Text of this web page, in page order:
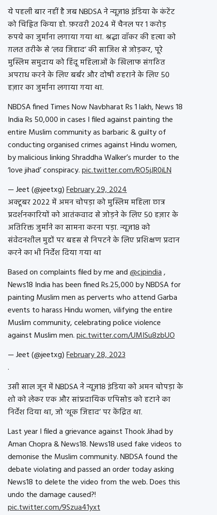
ये पहली बार नहीं है जब NBDSA ने न्यूज़18 इंडिया के कंटेंट
को चिह्नित किया हो. फ़रवरी 2024 में चैनल पर 1 करोड़
रुपये का जुर्माना लगाया गया था. श्रद्धा वॉकर की हत्या को
ग़लत तरीके से ‘लव जिहाद’ की साजिश से जोड़कर, पूरे
मुस्लिम समुदाय को हिंदू महिलाओं के खिलाफ संगठित
अपराध करने के लिए बर्बर और दोषी ठहराने के लिए 50
हज़ार का जुर्माना लगाया गया था.
NBDSA fined Times Now Navbharat Rs 1 lakh, News 18
India Rs 50,000 in cases I filed against painting the
entire Muslim community as barbaric & guilty of
conducting organised crimes against Hindu women,
by malicious linking Shraddha Walker’s murder to the
‘love jihad’ conspiracy.pic.twitter.com/RO5jJR0iLN
— Jeet (@jeetxg)February 29, 2024
अक्टूबर 2022 में अमन चोपड़ा को मुस्लिम महिला छात्र
प्रदर्शनकारियों को आतंकवाद से जोड़ने के लिए 50 हज़ार के
अतिरिक्त जुर्माने का सामना करना पड़ा. न्यूज़18 को
संवेदनशील मुद्दों पर बहस से निपटने के लिए प्रशिक्षण प्रदान
करने का भी निर्देश दिया गया था
Based on complaints filed by me and@cjpindia,
News18 India has been fined Rs.25,000 by NBDSA for
painting Muslim men as perverts who attend Garba
events to harass Hindu women, vilifying the entire
Muslim community, celebrating police violence
against Muslim men.pic.twitter.com/UMISu8zbUO
— Jeet (@jeetxg)February 28, 2023
.
उसी साल जून में NBDSA ने न्यूज़18 इंडिया को अमन चोपड़ा के
शो को लेकर एक और सांप्रदायिक एपिसोड को हटाने का
निर्देश दिया था, जो ‘थूक जिहाद’ पर केंद्रित था.
Last year I filed a grievance against Thook Jihad by
Aman Chopra & News18. News18 used fake videos to
demonise the Muslim community. NBDSA found the
debate violating and passed an order today asking
News18 to delete the video from the web. Does this
undo the damage caused?!
pic.twitter.com/9Szua41yxt